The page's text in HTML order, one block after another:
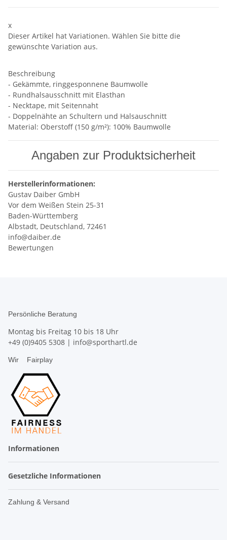
x
Dieser Artikel hat Variationen. Wählen Sie bitte die
gewünschte Variation aus.
Beschreibung
- Gekämmte, ringgesponnene Baumwolle
- Rundhalsausschnitt mit Elasthan
- Necktape, mit Seitennaht
- Doppelnähte an Schultern und Halsauschnitt
Material: Oberstoff (150 g/m²): 100% Baumwolle
Angaben zur Produktsicherheit
Herstellerinformationen:
Gustav Daiber GmbH
Vor dem Weißen Stein 25-31
Baden-Württemberg
Albstadt, Deutschland, 72461
info@daiber.de
Bewertungen
Persönliche Beratung
Montag bis Freitag 10 bis 18 Uhr
+49 (0)9405 5308 | info@sporthartl.de
Wir Fairplay
Informationen
Gesetzliche Informationen
Zahlung & Versand